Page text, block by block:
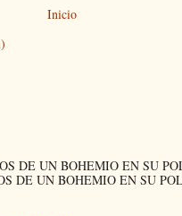
Inicio
DE UN BOHEMIO EN SU
DE UN BOHEMIO EN SU